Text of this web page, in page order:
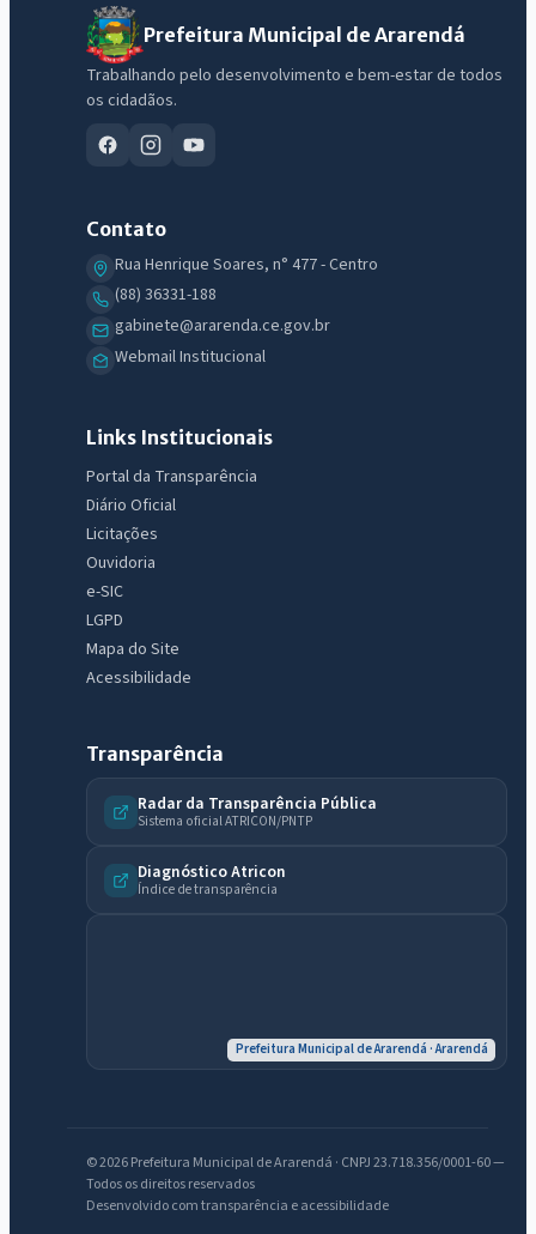
Prefeitura Municipal de Ararendá
Trabalhando pelo desenvolvimento e bem-estar de todos
os cidadãos.
Contato
Rua Henrique Soares, n° 477 - Centro
(88) 36331-188
gabinete@ararenda.ce.gov.br
Webmail Institucional
Links Institucionais
Portal da Transparência
Diário Oficial
Licitações
Ouvidoria
e-SIC
LGPD
Mapa do Site
Acessibilidade
Transparência
Radar da Transparência Pública
Sistema oficial ATRICON/PNTP
Diagnóstico Atricon
Índice de transparência
Prefeitura Municipal de Ararendá · Ararendá
© 2026 Prefeitura Municipal de Ararendá · CNPJ 23.718.356/0001-60 —
Todos os direitos reservados
Desenvolvido com transparência e acessibilidade
IntGest AI
Assistente do Portal